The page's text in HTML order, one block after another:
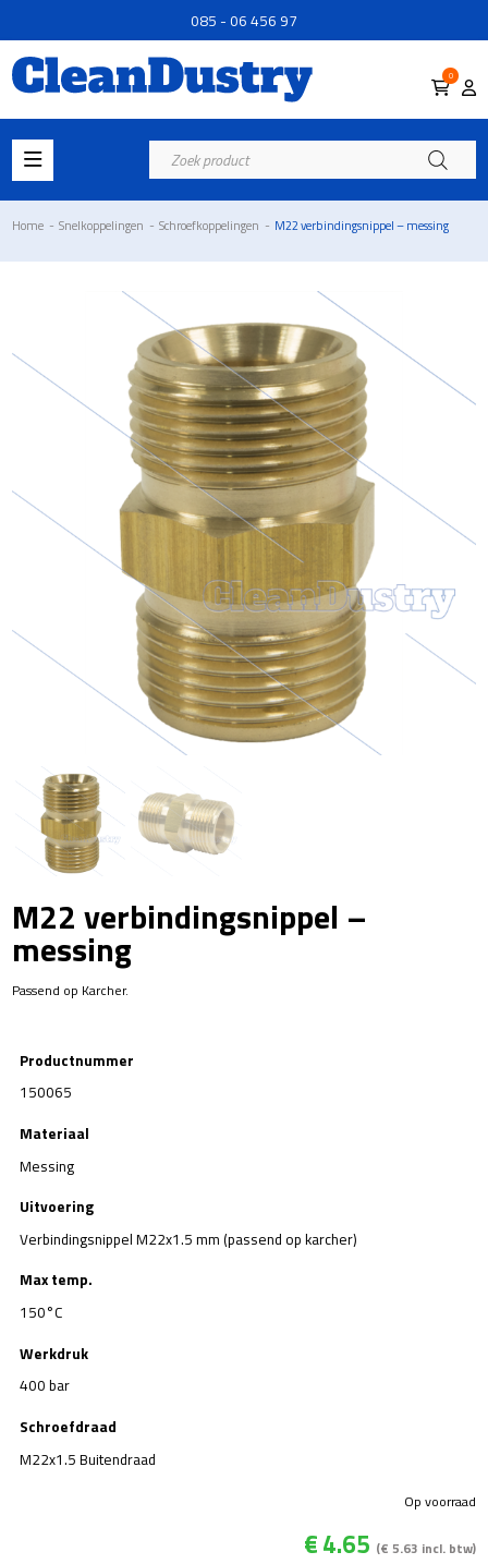
085 - 06 456 97
0
Producten
zoeken
Home - Snelkoppelingen - Schroefkoppelingen - M22 verbindingsnippel – messing
M22 verbindingsnippel –
messing
Passend op Karcher.
Productnummer
150065
Materiaal
Messing
Uitvoering
Verbindingsnippel M22x1.5 mm (passend op karcher)
Max temp.
150°C
Werkdruk
400 bar
Schroefdraad
M22x1.5 Buitendraad
€4.65 (€ 5.63 incl. btw)
Op voorraad